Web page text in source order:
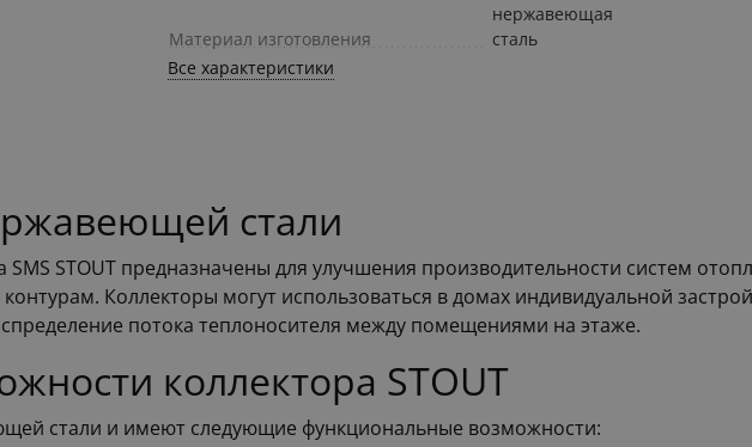
Материал изготовления
нержавеющая
сталь
Все характеристики
стали
STOUT предназначены для улучшения производительности систем
Коллекторы могут использоваться в домах индивидуальной
потока теплоносителя между помещениями на этаже.
коллектора STOUT
стали и имеют следующие функциональные возможности: